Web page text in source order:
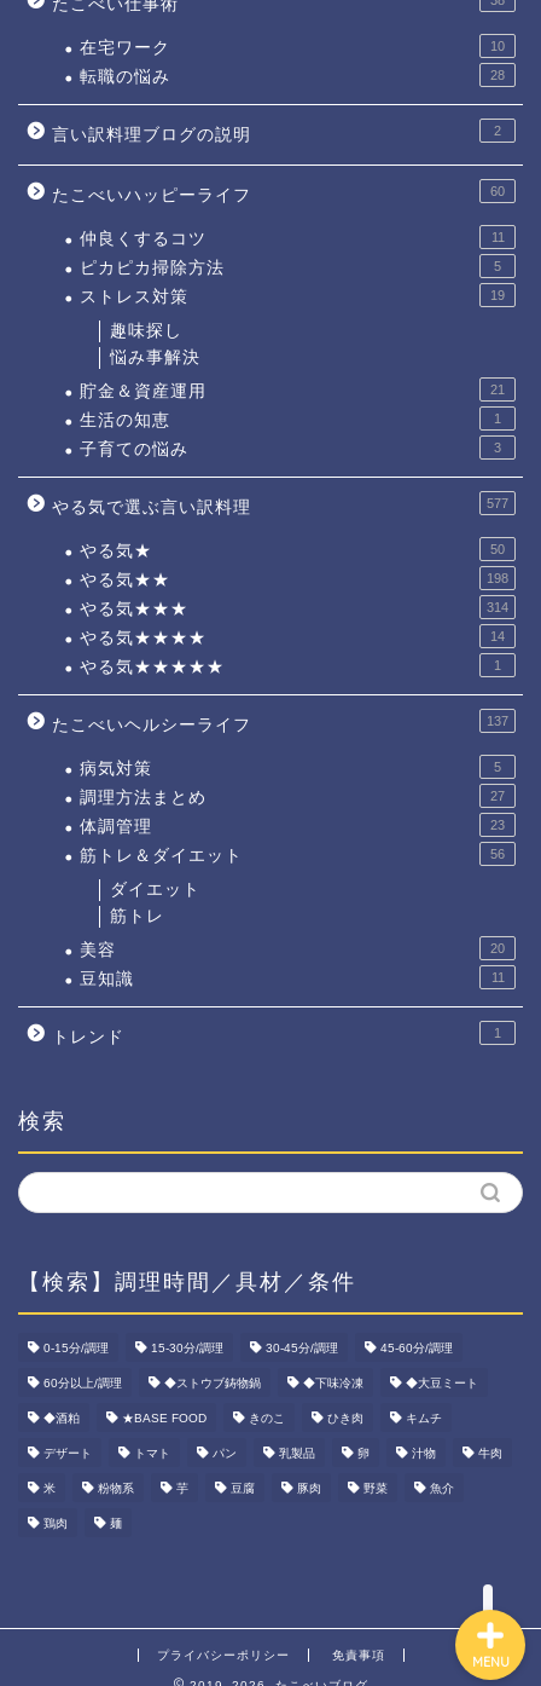
たこべい仕事術
在宅ワーク 10
転職の悩み 28
言い訳料理ブログの説明 2
たこべいハッピーライフ 60
仲良くするコツ 11
ピカピカ掃除方法 5
ストレス対策 19
趣味探し
悩み事解決
貯金＆資産運用
21
生活の知恵 1
子育ての悩み 3
やる気で選ぶ言い訳料理 577
やる気★ 50
やる気★★ 198
やる気★★★ 314
やる気★★★★ 14
やる気★★★★★ 1
たこべいヘルシーライフ 137
病気対策 5
調理方法まとめ 27
体調管理 23
筋トレ＆ダイエット 56
ダイエット
筋トレ
美容
20
豆知識 11
トレンド 1
検索
【検索】調理時間／具材／条件
0-15分/調理 15-30分/調理 30-45分/調理 45-60分/調理
60分以上/調理 ◆ストウブ鋳物鍋 ◆下味冷凍 ◆大豆ミート
◆酒粕 ★BASE FOOD きのこ ひき肉 キムチ
デザート トマト パン 乳製品 卵 汁物 牛肉
米 粉物系 芋 豆腐 豚肉 野菜 魚介
鶏肉 麺
プライバシーポリシー 免責事項 MENU
ホーム
資産運用
ダイエット